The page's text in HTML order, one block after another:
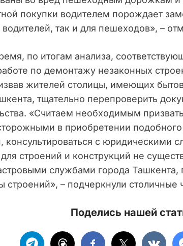
покупки водителем порождает
водителей, так и для пешеходов», –
по итогам анализа,
по демонтажу незаконных
жителей столицы, имеющих
тщательно перепроверить
«Считаем необходимым
в приобретении
консультироваться с юридическими
строений и конструкций не
службами города
строений», – подчеркнули столичные
Поделись нашей